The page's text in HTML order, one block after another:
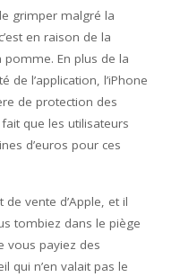
grimper malgré la
en raison de la
pomme. En plus de la
de l’application, l’iPhone
de protection des
que les utilisateurs
d’euros pour ces
vente d’Apple, et il
tombiez dans le piège
vous payiez des
qui n’en valait pas le